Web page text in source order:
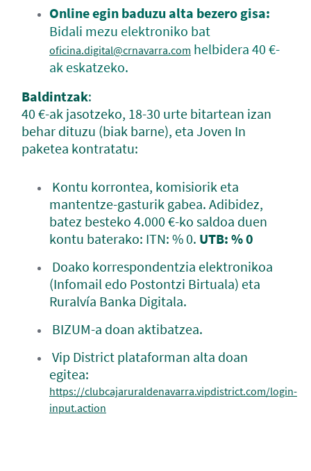
Online egin baduzu alta bezero gisa:
Bidali mezu elektroniko bat
oficina.digital@crnavarra.com helbidera 40 €-
ak eskatzeko.
Baldintzak:
40 €-ak jasotzeko, 18-30 urte bitartean izan
behar dituzu (biak barne), eta Joven In
paketea kontratatu:
Kontu korrontea, komisiorik eta
mantentze-gasturik gabea. Adibidez,
batez besteko 4.000 €-ko saldoa duen
kontu baterako: ITN: % 0. UTB: % 0
Doako korrespondentzia elektronikoa
(Infomail edo Postontzi Birtuala) eta
Ruralvía Banka Digitala.
BIZUM-a doan aktibatzea.
Vip District plataforman alta doan
egitea:
https://clubcajaruraldenavarra.vipdistrict.com/login-
input.action